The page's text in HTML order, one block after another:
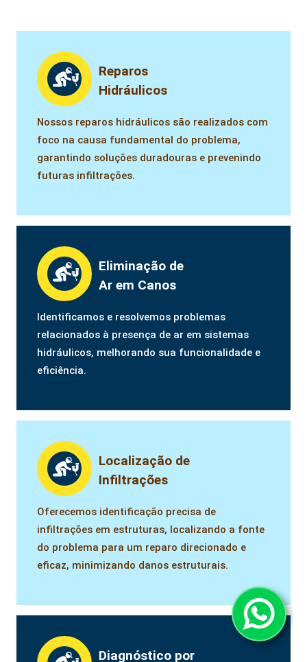
Reparos
Hidráulicos
Nossos reparos hidráulicos são realizados com
foco na causa fundamental do problema,
garantindo soluções duradouras e prevenindo
futuras infiltrações.
Eliminação de
Ar em Canos
Identificamos e resolvemos problemas
relacionados à presença de ar em sistemas
hidráulicos, melhorando sua funcionalidade e
eficiência.
Localização de
Infiltrações
Oferecemos identificação precisa de
infiltrações em estruturas, localizando a fonte
do problema para um reparo direcionado e
eficaz, minimizando danos estruturais.
Diagnóstico por